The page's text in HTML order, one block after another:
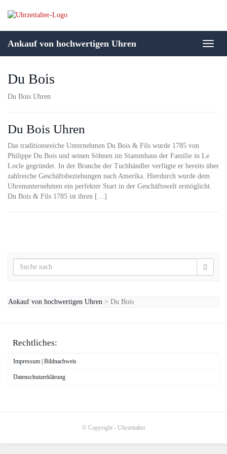
Toggle
Ankauf von hochwertigen Uhren
Du Bois
Du Bois Uhren
Du Bois Uhren
Das traditionsreiche Unternehmen Du Bois & Fils wurde 1785 von
Philippe Du Bois und seinen Söhnen im Stammhaus der Familie in Le
Locle gegründet. In der Branche der Tuchhändler verfügte er bereits über
zahlreiche Geschäftsbeziehungen nach Amerika. Hierdurch wurde dem
Uhrenunternehmen ein perfekter Start in der Geschäftswelt ermöglicht.
Du Bois & Fils 1785 ist ihren […]
Ankauf von hochwertigen Uhren > Du Bois
Rechtliches:
Impressum | Bildnachweis
Datenschutzerklärung
© Copyright - Uhrzeitalter